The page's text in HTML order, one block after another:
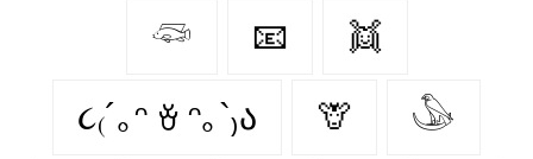
𓆛 📧 👯
૮₍´｡ᵔ ꈊ ᵔ｡`₎ა 🦒 𓅇